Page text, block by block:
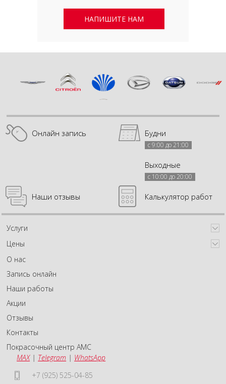
НАПИШИТЕ НАМ
Онлайн запись Будни
с 9:00 до 21:00
Выходные
с 10:00 до 20:00
Наши отзывы Калькулятор работ
Услуги
Цены
О нас
Запись онлайн
Наши работы
Акции
Отзывы
Контакты
Покрасочный центр АМС
MAX| Telegram | WhatsApp
+7 (925) 525-04-85